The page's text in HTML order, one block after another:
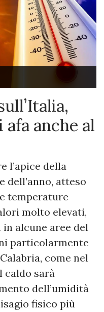
anche al
l’apice della
dell’anno, atteso
temperature
molto elevati,
in alcune aree del
particolarmente
come nel
caldo sarà
dell’umidità
fisico più